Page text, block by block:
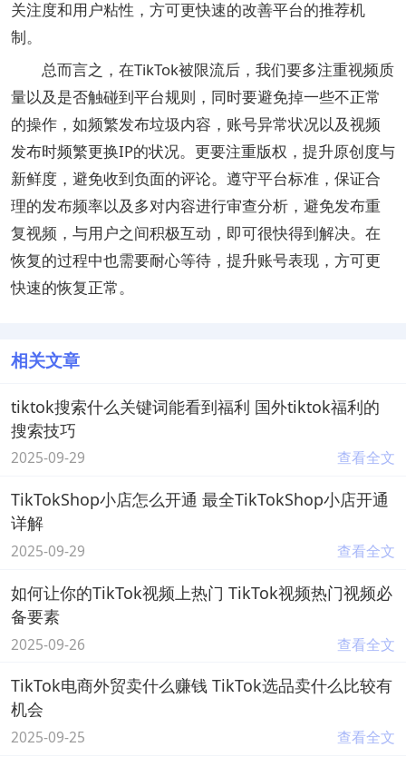
关注度和用户粘性，方可更快速的改善平台的推荐机
制。
总而言之，在TikTok被限流后，我们要多注重视频质
量以及是否触碰到平台规则，同时要避免掉一些不正常
的操作，如频繁发布垃圾内容，账号异常状况以及视频
发布时频繁更换IP的状况。更要注重版权，提升原创度与
新鲜度，避免收到负面的评论。遵守平台标准，保证合
理的发布频率以及多对内容进行审查分析，避免发布重
复视频，与用户之间积极互动，即可很快得到解决。在
恢复的过程中也需要耐心等待，提升账号表现，方可更
快速的恢复正常。
相关文章
tiktok搜索什么关键词能看到福利 国外tiktok福利的
搜索技巧
2025-09-29 查看全文
TikTokShop小店怎么开通 最全TikTokShop小店开通
详解
2025-09-29 查看全文
如何让你的TikTok视频上热门 TikTok视频热门视频必
备要素
2025-09-26 查看全文
TikTok电商外贸卖什么赚钱 TikTok选品卖什么比较有
机会
2025-09-25 查看全文